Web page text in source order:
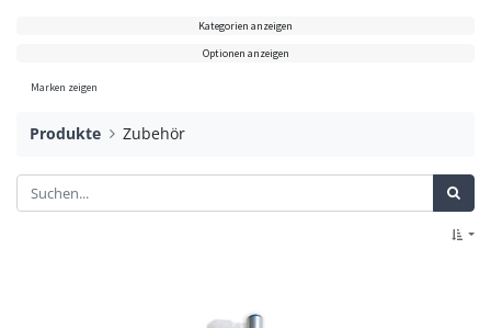
Kategorien anzeigen
Optionen anzeigen
Marken zeigen
Produkte Zubehör